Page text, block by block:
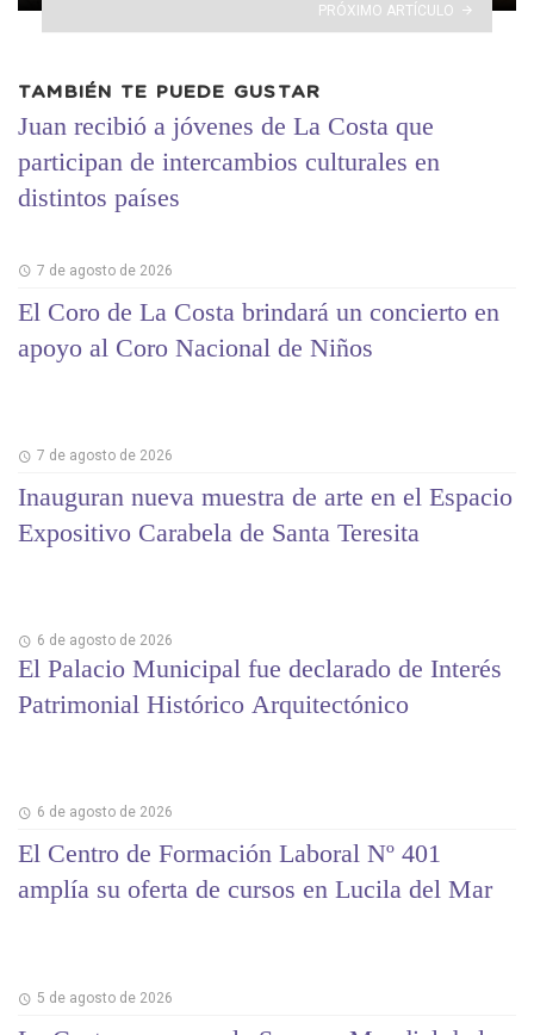
PRÓXIMO ARTÍCULO
TAMBIÉN TE PUEDE GUSTAR
Juan recibió a jóvenes de La Costa que
participan de intercambios culturales en
distintos países
7 de agosto de 2026
El Coro de La Costa brindará un concierto en
apoyo al Coro Nacional de Niños
7 de agosto de 2026
Inauguran nueva muestra de arte en el Espacio
Expositivo Carabela de Santa Teresita
6 de agosto de 2026
El Palacio Municipal fue declarado de Interés
Patrimonial Histórico Arquitectónico
6 de agosto de 2026
El Centro de Formación Laboral Nº 401
amplía su oferta de cursos en Lucila del Mar
5 de agosto de 2026